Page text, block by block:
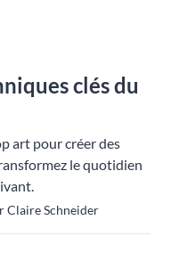
clés du
art pour créer des
le quotidien
Claire Schneider